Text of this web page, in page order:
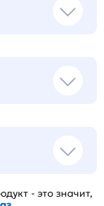
- это значит,